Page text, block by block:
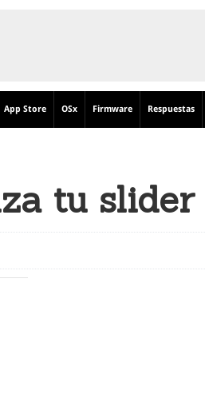
App Store OSx Firmware Respuestas
tu slider